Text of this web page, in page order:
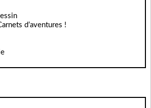
d’aventures !